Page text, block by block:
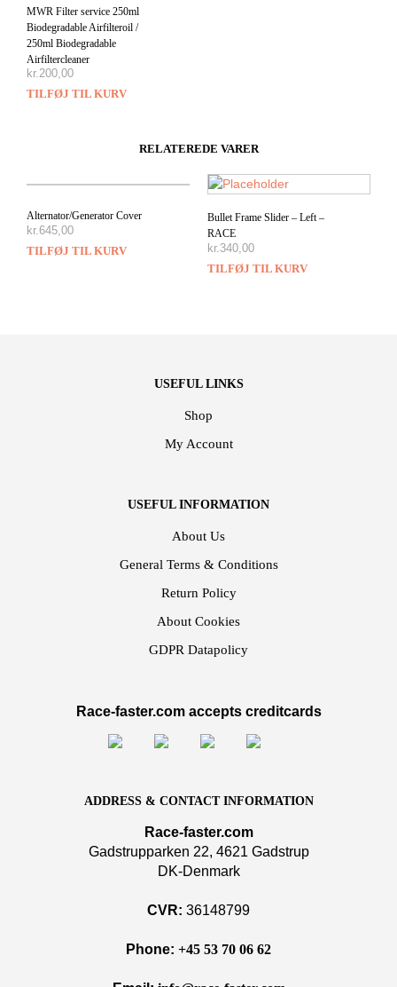
MWR Filter service 250ml
Biodegradable Airfilteroil /
250ml Biodegradable
Airfiltercleaner
kr.200,00
TILFØJ TIL KURV
RELATEREDE VARER
Alternator/Generator Cover
kr.645,00
TILFØJ TIL KURV
Bullet Frame Slider – Left –
RACE
kr.340,00
TILFØJ TIL KURV
USEFUL LINKS
Shop
My Account
USEFUL INFORMATION
About Us
General Terms & Conditions
Return Policy
About Cookies
GDPR Datapolicy
Race-faster.com accepts creditcards
ADDRESS & CONTACT INFORMATION
Race-faster.com
Gadstrupparken 22, 4621 Gadstrup
DK-Denmark
CVR: 36148799
Phone: +45 53 70 06 62